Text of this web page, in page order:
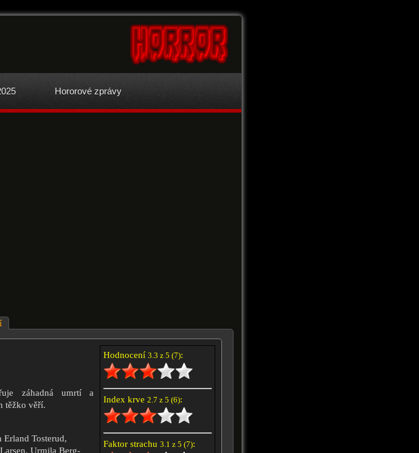
Hororové zprávy
Hodnocení 3.3 z 5 (7):
Index krve 2.7 z 5 (6):
Faktor strachu 3.1 z 5 (7):
záhadná umrtí a
těžko věří.
Erland Tosterud,
Urmila Berg-